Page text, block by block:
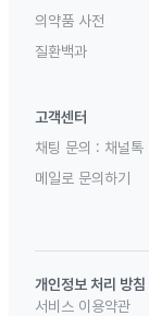
의약품 사전
질환백과
고객센터
채팅 문의 : 채널톡
메일로 문의하기
개인정보 처리 방침
서비스 이용약관